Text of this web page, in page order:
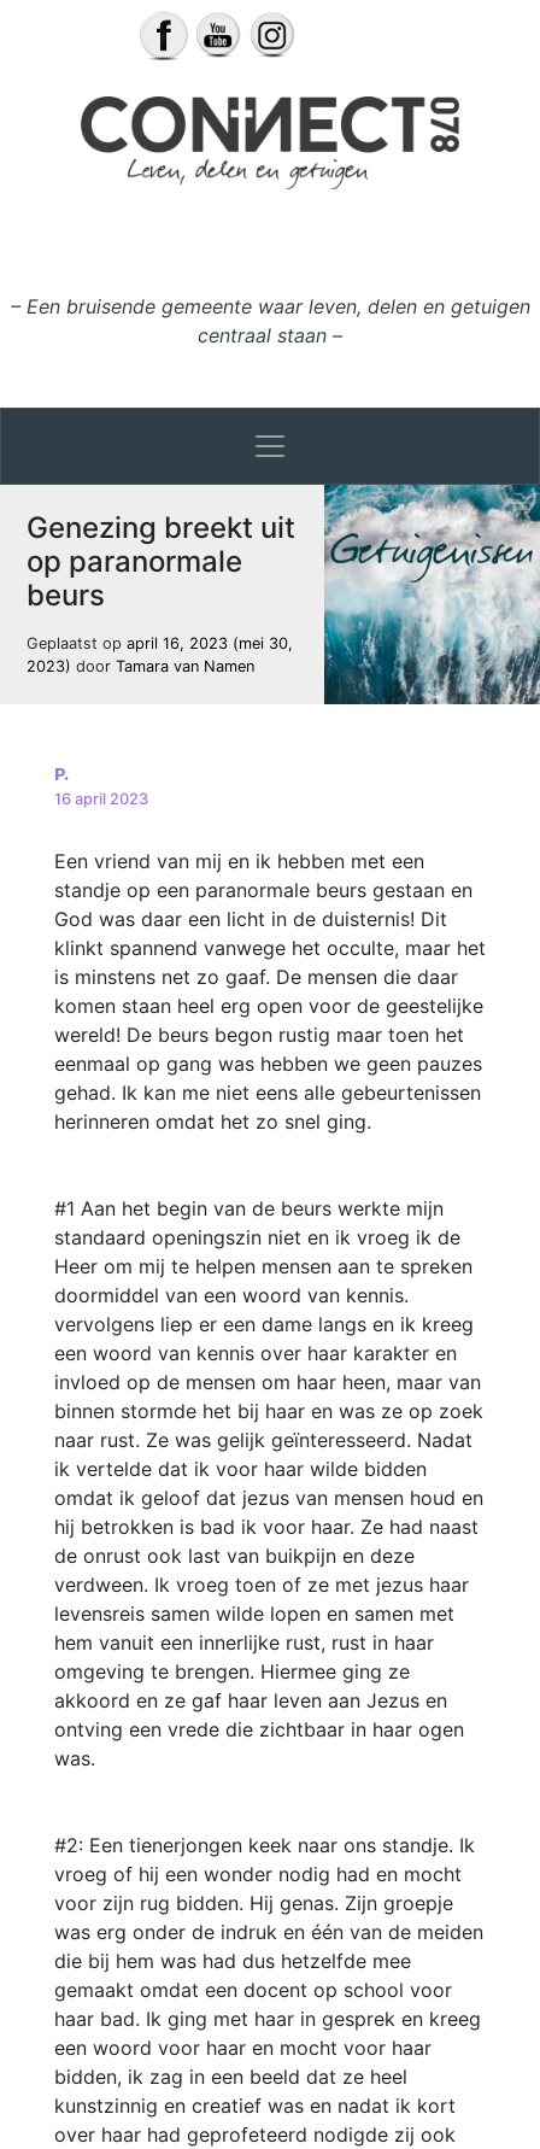
– Een bruisende gemeente waar leven, delen en getuigen
centraal staan –
Genezing breekt uit
op paranormale
beurs
Geplaatst opapril 16, 2023 (mei 30,
2023)door Tamara van Namen
P.
16 april 2023
Een vriend van mij en ik hebben met een
standje op een paranormale beurs gestaan en
God was daar een licht in de duisternis! Dit
klinkt spannend vanwege het occulte, maar het
is minstens net zo gaaf. De mensen die daar
komen staan heel erg open voor de geestelijke
wereld! De beurs begon rustig maar toen het
eenmaal op gang was hebben we geen pauzes
gehad. Ik kan me niet eens alle gebeurtenissen
herinneren omdat het zo snel ging.
#1 Aan het begin van de beurs werkte mijn
standaard openingszin niet en ik vroeg ik de
Heer om mij te helpen mensen aan te spreken
doormiddel van een woord van kennis.
vervolgens liep er een dame langs en ik kreeg
een woord van kennis over haar karakter en
invloed op de mensen om haar heen, maar van
binnen stormde het bij haar en was ze op zoek
naar rust. Ze was gelijk geïnteresseerd. Nadat
ik vertelde dat ik voor haar wilde bidden
omdat ik geloof dat jezus van mensen houd en
hij betrokken is bad ik voor haar. Ze had naast
de onrust ook last van buikpijn en deze
verdween. Ik vroeg toen of ze met jezus haar
levensreis samen wilde lopen en samen met
hem vanuit een innerlijke rust, rust in haar
omgeving te brengen. Hiermee ging ze
akkoord en ze gaf haar leven aan Jezus en
ontving een vrede die zichtbaar in haar ogen
was.
#2: Een tienerjongen keek naar ons standje. Ik
vroeg of hij een wonder nodig had en mocht
voor zijn rug bidden. Hij genas. Zijn groepje
was erg onder de indruk en één van de meiden
die bij hem was had dus hetzelfde mee
gemaakt omdat een docent op school voor
haar bad. Ik ging met haar in gesprek en kreeg
een woord voor haar en mocht voor haar
bidden, ik zag in een beeld dat ze heel
kunstzinnig en creatief was en nadat ik kort
over haar had geprofeteerd nodigde zij ook